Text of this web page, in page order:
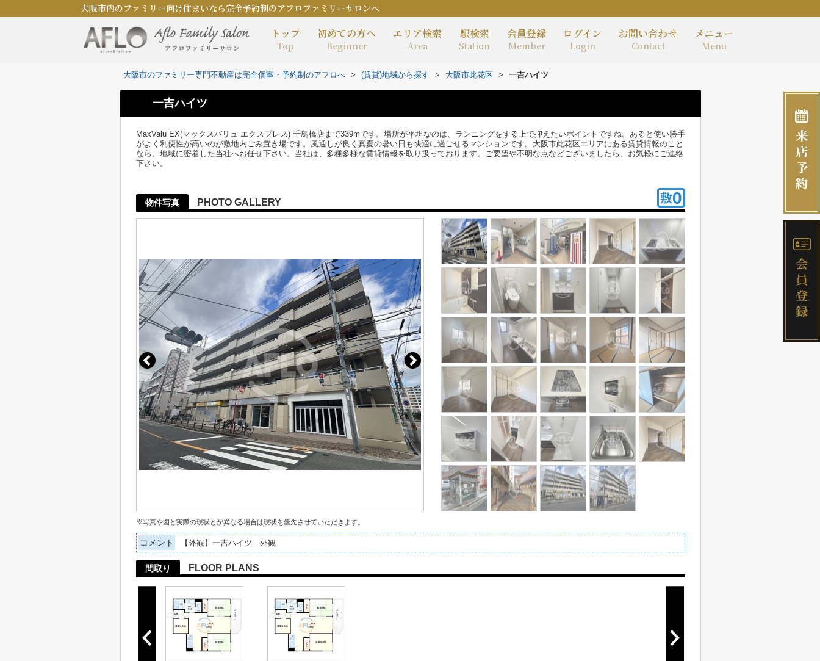
大阪市内のファミリー向け住まいなら完全予約制のアフロファミリーサロンへ
トップ
Top
初めての方へ
Beginner
エリア検索
Area
駅検索
Station
会員登録
Member
ログイン
Login
お問い合わせ
Contact
メニュー
Menu
大阪市のファミリー専門不動産は完全個室・予約制のアフロへ > (賃貸)地域から探す > 大阪市此花区 > 一吉ハイツ
一吉ハイツ
MaxValu EX(マックスバリュ エクスプレス) 千鳥橋店まで339mです。場所が平坦なのは、ランニングをする上で抑えたいポイントですね。あると使い勝手
がよく利便性が高いのが敷地内ごみ置き場です。風通しが良く真夏の暑い日も快適に過ごせるマンションです。大阪市此花区エリアにある賃貸情報のこと
なら、地域に密着した当社へお任せ下さい。当社は、多種多様な賃貸情報を取り扱っております。ご要望や不明な点などございましたら、お気軽にご連絡
下さい。
物件写真 PHOTO GALLERY
※写真や図と実際の現状とが異なる場合は現状を優先させていただきます。
コメント 【外観】一吉ハイツ 外観
間取り FLOOR PLANS